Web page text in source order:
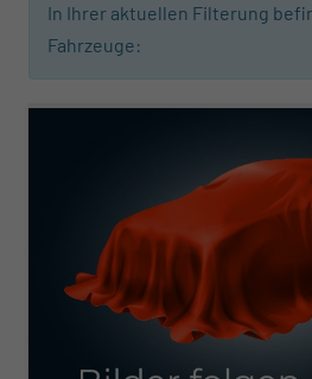
In Ihrer aktuellen Filterung
Fahrzeuge:
ab 451,– € mtl.